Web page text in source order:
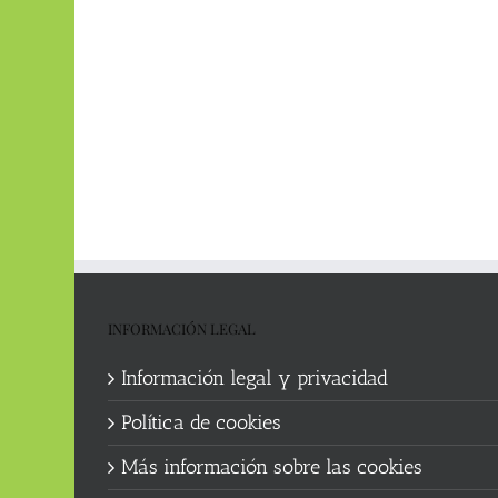
INFORMACIÓN LEGAL
Información legal y privacidad
Política de cookies
Más información sobre las cookies